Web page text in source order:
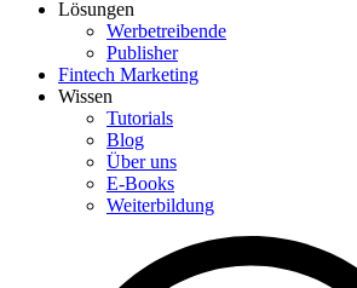
Lösungen
Werbetreibende
Publisher
Fintech Marketing
Wissen
Tutorials
Blog
Über uns
E-Books
Weiterbildung